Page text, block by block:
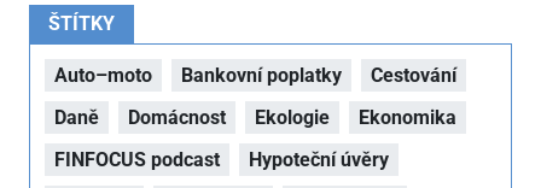
ŠTÍTKY
Auto–moto Bankovní poplatky
Cestování
Daně
Domácnost Ekologie
Ekonomika
FINFOCUS podcast
Hypoteční úvěry